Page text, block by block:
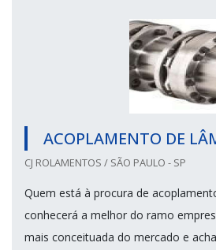
ACOPLAMENTO DE
CJ ROLAMENTOS / SÃO PAULO - SP
Quem está à procura de
conhecerá a melhor do ramo
mais conceituada do mercado e